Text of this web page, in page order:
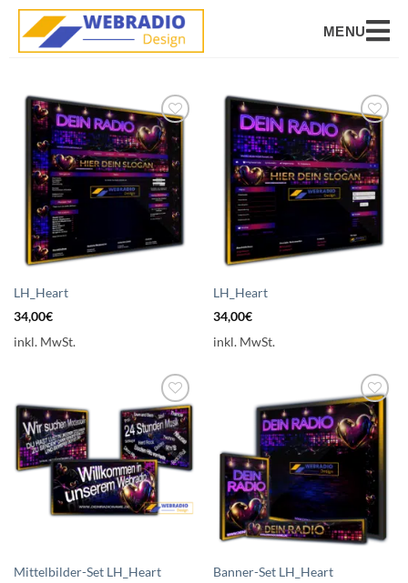
MENU
Auf die
Wunschliste
setzen
LH_Heart
34,00€
inkl. MwSt.
Auf die
Wunschliste
setzen
LH_Heart
34,00€
inkl. MwSt.
Auf die
Wunschliste
setzen
Mittelbilder-Set LH_Heart
Auf die
Wunschliste
setzen
Banner-Set LH_Heart